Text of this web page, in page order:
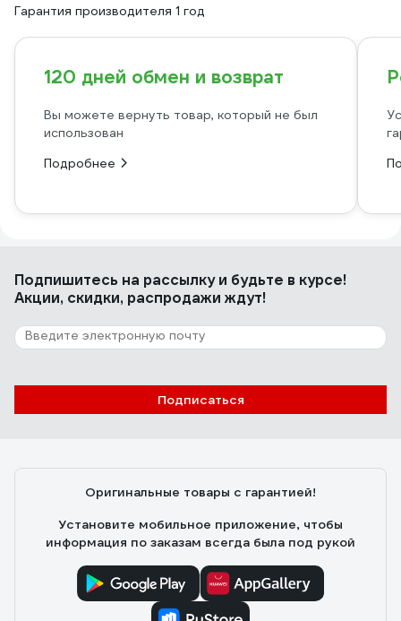
Гарантия производителя 1 год
120 дней обмен и возврат
Вы можете вернуть товар, который не был
использован
Подробнее
Подпишитесь на рассылкуи будьте в курсе!
Акции, скидки, распродажи ждут!
Подписаться
Оригинальные товары с гарантией!
Установите мобильное приложение, чтобы
информация по заказам всегда была под рукой